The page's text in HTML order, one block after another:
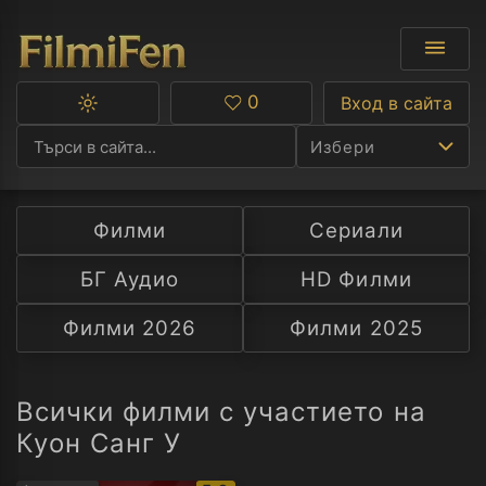
Избери
Ф
С
А
Превключване
тъмна
тема
Любими
0 Вход в сайта
Филми
Сериали
БГ Аудио
HD Филми
Филми 2026
Филми 2025
Всички филми с участието на
Куон Санг У